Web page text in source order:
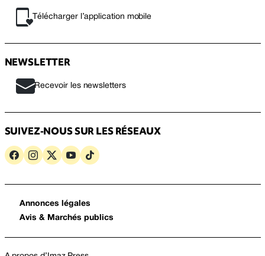
Télécharger l’application mobile
NEWSLETTER
Recevoir les newsletters
SUIVEZ-NOUS SUR LES RÉSEAUX
Annonces légales
Avis & Marchés publics